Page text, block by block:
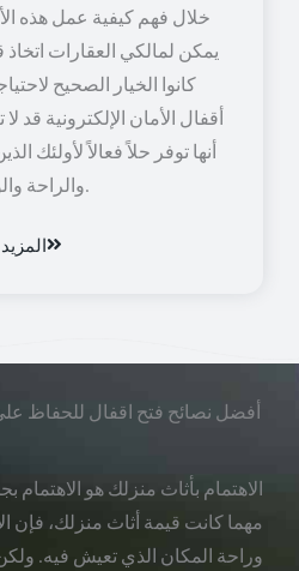
خلال فهم كيفية عمل هذه
يمكن لمالكي العقارات اتخاذ
كانوا الخيار الصحيح
أقفال الأمان الإلكترونية قد
أنها توفر حلاً فعالاً لأولئك
والراحة والوصول القابل للتخصيص.
المزيد
أفضل نصائح فتح اقفال للحفاظ
الاهتمام بأثاث منزلك هو الاهتمام
مهما كانت قيمة أثاث منزلك، فإن
وراحة المكان الذي تعيش فيه.